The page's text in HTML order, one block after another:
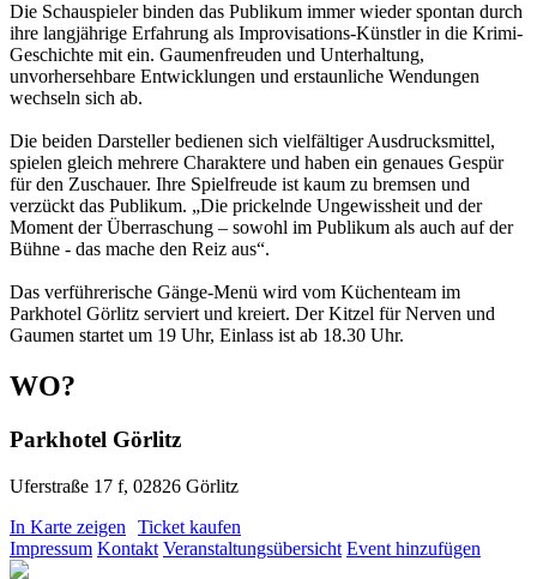
Die Schauspieler binden das Publikum immer wieder spontan durch
ihre langjährige Erfahrung als Improvisations-Künstler in die Krimi-
Geschichte mit ein. Gaumenfreuden und Unterhaltung,
unvorhersehbare Entwicklungen und erstaunliche Wendungen
wechseln sich ab.
Die beiden Darsteller bedienen sich vielfältiger Ausdrucksmittel,
spielen gleich mehrere Charaktere und haben ein genaues Gespür
für den Zuschauer. Ihre Spielfreude ist kaum zu bremsen und
verzückt das Publikum. „Die prickelnde Ungewissheit und der
Moment der Überraschung – sowohl im Publikum als auch auf der
Bühne - das mache den Reiz aus“.
Das verführerische Gänge-Menü wird vom Küchenteam im
Parkhotel Görlitz serviert und kreiert. Der Kitzel für Nerven und
Gaumen startet um 19 Uhr, Einlass ist ab 18.30 Uhr.
WO?
Parkhotel Görlitz
Uferstraße 17 f, 02826 Görlitz
In Karte zeigen
Ticket kaufen
Impressum Kontakt Veranstaltungsübersicht Event hinzufügen